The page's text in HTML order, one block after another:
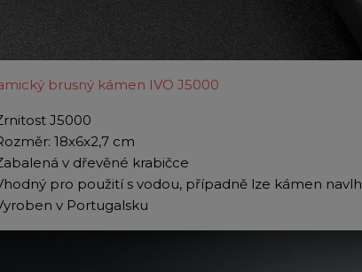
brusný kámen IVO J5000
J5000
18x6x2,7 cm
v dřevěné krabičce
pro použití s vodou, případně lze kámen
v Portugalsku